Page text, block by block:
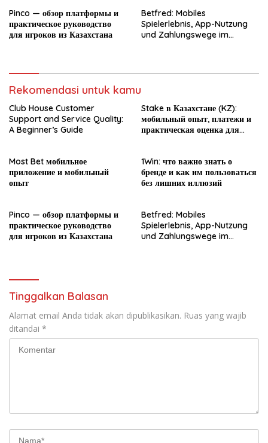
Pinco — обзор платформы и
практическое руководство
для игроков из Казахстана
Betfred: Mobiles
Spielerlebnis, App-Nutzung
und Zahlungswege im
Rekomendasi untuk kamu
Club House Customer
Support and Service Quality:
A Beginner’s Guide
Stake в Казахстане (KZ):
мобильный опыт, платежи и
практическая оценка для
Most Bet мобильное
приложение и мобильный
опыт
1Win: что важно знать о
бренде и как им пользоваться
без лишних иллюзий
Pinco — обзор платформы и
практическое руководство
для игроков из Казахстана
Betfred: Mobiles
Spielerlebnis, App-Nutzung
und Zahlungswege im
Tinggalkan Balasan
Alamat email Anda tidak akan dipublikasikan. Ruas yang wajib
ditandai *